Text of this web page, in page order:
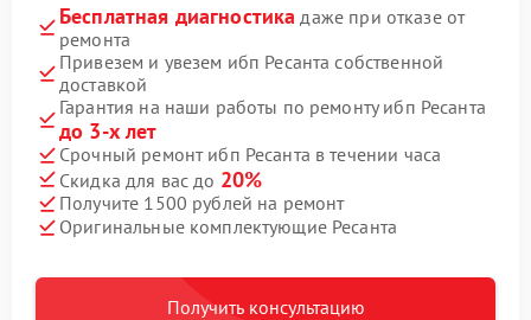
Бесплатная диагностика даже при отказе от
ремонта
Привезем и увезем ибп Ресанта собственной
доставкой
Гарантия на наши работы по ремонту ибп Ресанта
до 3-х лет
Срочный ремонт ибп Ресанта в течении часа
Скидка для вас до 20%
Получите 1500 рублей на ремонт
Оригинальные комплектующие Ресанта
Получить консультацию